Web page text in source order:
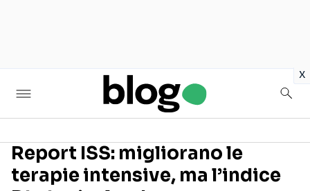
x
Seguici sui social
Report ISS: migliorano le
terapie intensive, ma l’indice